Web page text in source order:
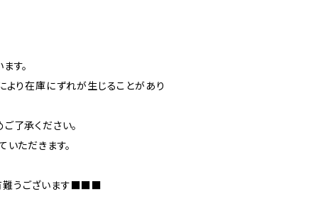
す。
より在庫にずれが生じることがあり
了承ください。
ただきます。
難うございます■■■